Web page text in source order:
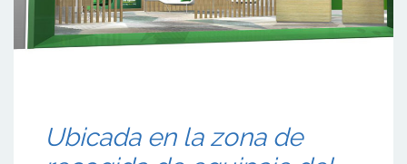
Ubicada en la zona de